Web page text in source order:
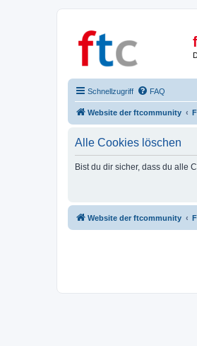
Schnellzugriff FAQ
Website der ftcommunity
Alle Cookies löschen
Bist du dir sicher, dass du alle
Website der ftcommunity